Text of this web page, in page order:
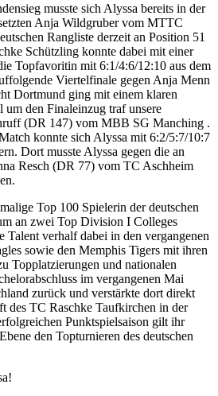
musste sich Alyssa bereits in der
Anja Wildgruber vom MTTC
Rangliste derzeit an Position 51
Schützling konnte dabei mit einer
Topfavoritin mit 6:1/4:6/12:10 aus dem
Viertelfinale gegen Anja Menn
Dortmund ging mit einem klaren
den Finaleinzug traf unsere
(DR 147) vom MBB SG Manching .
konnte sich Alyssa mit 6:2/5:7/10:7
Dort musste Alyssa gegen die an
Resch (DR 77) vom TC Aschheim
Top 100 Spielerin der deutschen
an zwei Top Division I Colleges
Talent verhalf dabei in den vergangenen
sowie den Memphis Tigers mit ihren
Topplatzierungen und nationalen
im vergangenen Mai
zurück und verstärkte dort direkt
des TC Raschke Taufkirchen in der
Punktspielsaison gilt ihr
den Topturnieren des deutschen